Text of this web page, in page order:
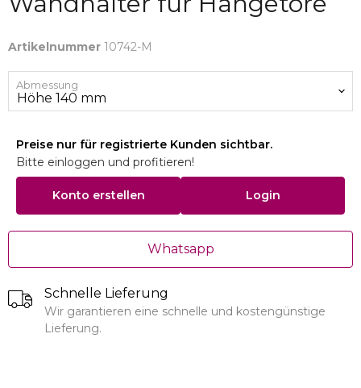
Artikelnummer 10742-M
Abmessung
Preise nur für registrierte Kunden sichtbar.
Bitte einloggen und profitieren!
Konto erstellen Login
Whatsapp
Schnelle Lieferung
Wir garantieren eine schnelle und kostengünstige
Lieferung.